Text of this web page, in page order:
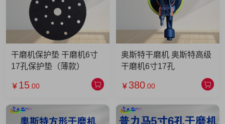
干磨机保护垫 干磨机6寸
17孔保护垫（薄款）
￥ 15 .00
奥斯特干磨机 奥斯特高级
干磨机6寸17孔
￥ 380 .00